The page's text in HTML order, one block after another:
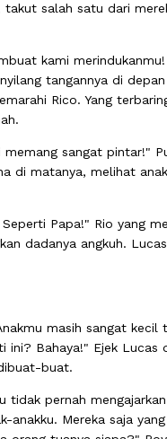
takut salah satu dari
kami
tangannya di
Rico. Yang
memang sangat pintar!"
di matanya, melihat
Papa!" Rio yang
dadanya angkuh.
masih sangat kecil
ini? Bahaya!" Ejek Lucas
buat.
tidak pernah
anakku. Mereka saja